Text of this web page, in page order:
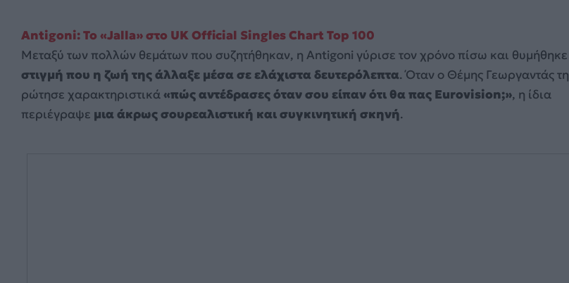
Antigoni: Το «Jalla» στο UK Official Singles Chart Top 100
Μεταξύ των πολλών θεμάτων που συζητήθηκαν, η Antigoni γύρισε τον χρόνο πίσω και θυμήθηκε
στιγμή που η ζωή της άλλαξε μέσα σε ελάχιστα δευτερόλεπτα. Όταν ο Θέμης Γεωργαντάς τη
ρώτησε χαρακτηριστικά«πώς αντέδρασες όταν σου είπαν ότι θα πας Eurovision;», η ίδια
περιέγραψε μια άκρως σουρεαλιστική και συγκινητική σκηνή.